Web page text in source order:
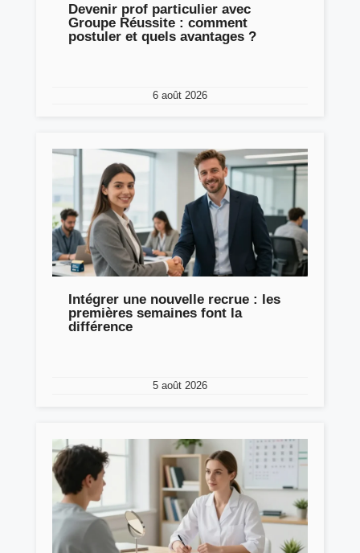
Devenir prof particulier avec
Groupe Réussite : comment
postuler et quels avantages ?
6 août 2026
Intégrer une nouvelle recrue : les
premières semaines font la
différence
5 août 2026